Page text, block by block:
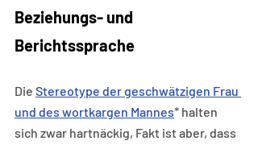
Beziehungs- und
Berichtssprache
Die Stereotype der geschwätzigen Frau
und des wortkargen Mannes* halten
sich zwar hartnäckig, Fakt ist aber, dass